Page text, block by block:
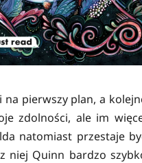
na pierwszy plan, a
zdolności, ale im
natomiast przestaje
niej Quinn bardzo